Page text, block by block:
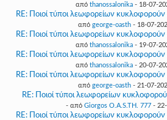
από thanossalonika - 18-07-
RE: Ποιοί τύποι λεωφορείων
από george-oasth- 18-07-
RE: Ποιοί τύποι λεωφορείων
από thanossalonika - 19-07-
RE: Ποιοί τύποι λεωφορείων
από thanossalonika - 20-07-
RE: Ποιοί τύποι λεωφορείων
από george-oasth- 21-07-
RE: Ποιοί τύποι λεωφορείων
- από Giorgos O.A.S.TH. 777- 22-
RE: Ποιοί τύποι λεωφορείων